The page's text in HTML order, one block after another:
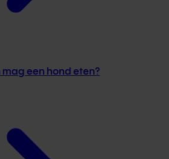
mag een hond eten?